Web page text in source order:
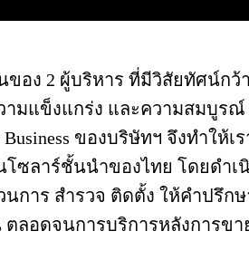
ของ 2 ผู้บริหาร ที่มีวิสัยทัศน์กว้
ามแข็งแกร่ง และความสมบูรณ์
ของบริษัทฯ จึงทำให้เร
โซลาร์ชั้นนำของไทย โดยดำเ
นการ สำรวจ ติดตั้ง ให้คำปรึกษ
ตลอดจนการบริการหลังการขา